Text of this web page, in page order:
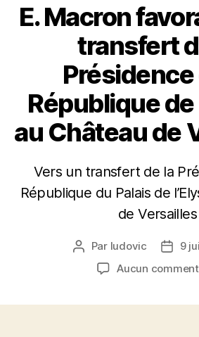
E. Macron
transfert
Présidence
République de
au Château de
Vers un transfert de la
République du Palais de
de Versailles
Auteur
l’article
Par ludovic
Date
9
Aucun